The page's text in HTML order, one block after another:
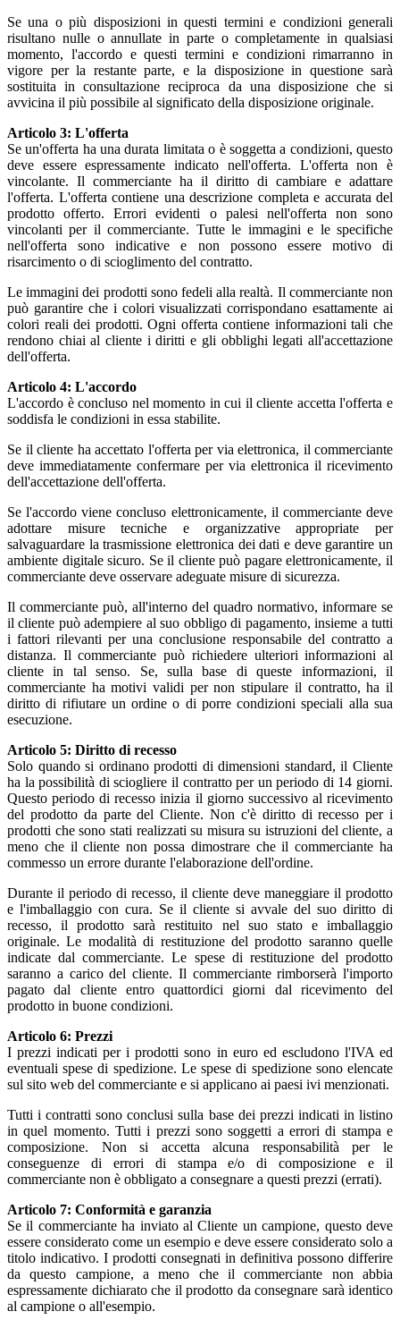
Se una o più disposizioni in questi termini e condizioni generali
risultano nulle o annullate in parte o completamente in qualsiasi
momento, l'accordo e questi termini e condizioni rimarranno in
vigore per la restante parte, e la disposizione in questione sarà
sostituita in consultazione reciproca da una disposizione che si
avvicina il più possibile al significato della disposizione originale.
Articolo 3: L'offerta
Se un'offerta ha una durata limitata o è soggetta a condizioni, questo
deve essere espressamente indicato nell'offerta. L'offerta non è
vincolante. Il commerciante ha il diritto di cambiare e adattare
l'offerta. L'offerta contiene una descrizione completa e accurata del
prodotto offerto. Errori evidenti o palesi nell'offerta non sono
vincolanti per il commerciante. Tutte le immagini e le specifiche
nell'offerta sono indicative e non possono essere motivo di
risarcimento o di scioglimento del contratto.
Le immagini dei prodotti sono fedeli alla realtà. Il commerciante non
può garantire che i colori visualizzati corrispondano esattamente ai
colori reali dei prodotti. Ogni offerta contiene informazioni tali che
rendono chiai al cliente i diritti e gli obblighi legati all'accettazione
dell'offerta.
Articolo 4: L'accordo
L'accordo è concluso nel momento in cui il cliente accetta l'offerta e
soddisfa le condizioni in essa stabilite.
Se il cliente ha accettato l'offerta per via elettronica, il commerciante
deve immediatamente confermare per via elettronica il ricevimento
dell'accettazione dell'offerta.
Se l'accordo viene concluso elettronicamente, il commerciante deve
adottare misure tecniche e organizzative appropriate per
salvaguardare la trasmissione elettronica dei dati e deve garantire un
ambiente digitale sicuro. Se il cliente può pagare elettronicamente, il
commerciante deve osservare adeguate misure di sicurezza.
Il commerciante può, all'interno del quadro normativo, informare se
il cliente può adempiere al suo obbligo di pagamento, insieme a tutti
i fattori rilevanti per una conclusione responsabile del contratto a
distanza. Il commerciante può richiedere ulteriori informazioni al
cliente in tal senso. Se, sulla base di queste informazioni, il
commerciante ha motivi validi per non stipulare il contratto, ha il
diritto di rifiutare un ordine o di porre condizioni speciali alla sua
esecuzione.
Articolo 5: Diritto di recesso
Solo quando si ordinano prodotti di dimensioni standard, il Cliente
ha la possibilità di sciogliere il contratto per un periodo di 14 giorni.
Questo periodo di recesso inizia il giorno successivo al ricevimento
del prodotto da parte del Cliente. Non c'è diritto di recesso per i
prodotti che sono stati realizzati su misura su istruzioni del cliente, a
meno che il cliente non possa dimostrare che il commerciante ha
commesso un errore durante l'elaborazione dell'ordine.
Durante il periodo di recesso, il cliente deve maneggiare il prodotto
e l'imballaggio con cura. Se il cliente si avvale del suo diritto di
recesso, il prodotto sarà restituito nel suo stato e imballaggio
originale. Le modalità di restituzione del prodotto saranno quelle
indicate dal commerciante. Le spese di restituzione del prodotto
saranno a carico del cliente. Il commerciante rimborserà l'importo
pagato dal cliente entro quattordici giorni dal ricevimento del
prodotto in buone condizioni.
Articolo 6: Prezzi
I prezzi indicati per i prodotti sono in euro ed escludono l'IVA ed
eventuali spese di spedizione. Le spese di spedizione sono elencate
sul sito web del commerciante e si applicano ai paesi ivi menzionati.
Tutti i contratti sono conclusi sulla base dei prezzi indicati in listino
in quel momento. Tutti i prezzi sono soggetti a errori di stampa e
composizione. Non si accetta alcuna responsabilità per le
conseguenze di errori di stampa e/o di composizione e il
commerciante non è obbligato a consegnare a questi prezzi (errati).
Articolo 7: Conformità e garanzia
Se il commerciante ha inviato al Cliente un campione, questo deve
essere considerato come un esempio e deve essere considerato solo a
titolo indicativo. I prodotti consegnati in definitiva possono differire
da questo campione, a meno che il commerciante non abbia
espressamente dichiarato che il prodotto da consegnare sarà identico
al campione o all'esempio.